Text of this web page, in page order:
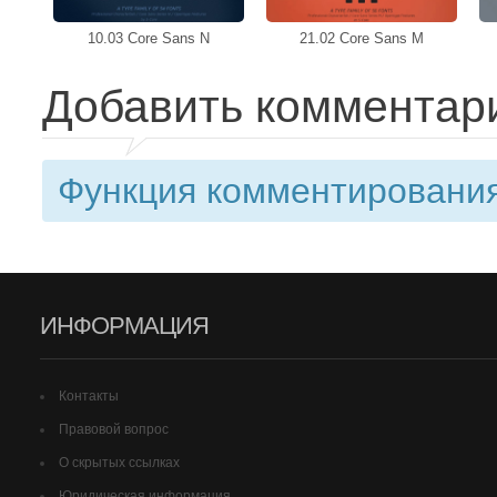
10.03 Core Sans N 21.02 Core Sans M
Добавить
Функция
ИНФОРМАЦИЯ
Контакты
Правовой вопрос
О скрытых ссылках